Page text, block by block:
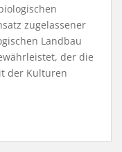
zugelassener
Landbau
der die
der Kulturen